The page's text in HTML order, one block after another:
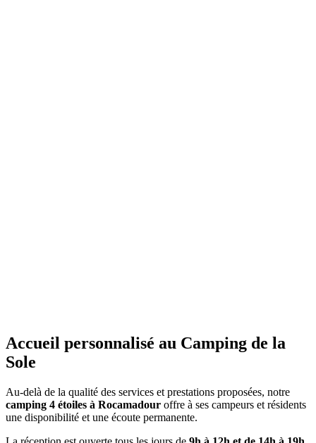
Accueil personnalisé au Camping de la
Sole
Au-delà de la qualité des services et prestations proposées, notre
camping 4 étoiles à Rocamadour offre à ses campeurs et résidents
une disponibilité et une écoute permanente.